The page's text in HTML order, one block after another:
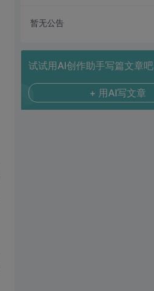
暂无公告
试试用AI创作助手写篇文章吧
+ 用AI写文章